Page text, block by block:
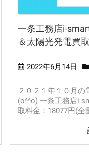
一条工務店i-
＆太陽光発電買
2022年6月14日
２０２１年１０月
(o^^o) 一条工務店i-
取料金：18077円(全